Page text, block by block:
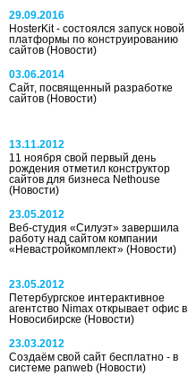
29.09.2016
HosterKit - состоялся запуск новой
платформы по конструированию
сайтов (Новости)
03.06.2014
Сайт, посвященный разработке
сайтов (Новости)
13.11.2012
11 ноября свой первый день
рождения отметил конструктор
сайтов для бизнеса Nethouse
(Новости)
23.05.2012
Веб-студия «Силуэт» завершила
работу над сайтом компании
«Невастройкомплект» (Новости)
23.05.2012
Петербургское интерактивное
агентство Nimax открывает офис в
Новосибирске (Новости)
23.03.2012
Создаём свой сайт бесплатно - в
системе panweb (Новости)